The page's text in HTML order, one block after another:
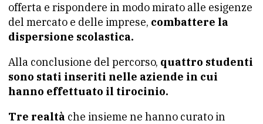
offerta e rispondere in modo mirato alle esigenze
del mercato e delle imprese, combattere la
dispersione scolastica.
Alla conclusione del percorso, quattro studenti
sono stati inseriti nelle aziende in cui
hanno effettuato il tirocinio.
Tre realtà che insieme ne hanno curato in